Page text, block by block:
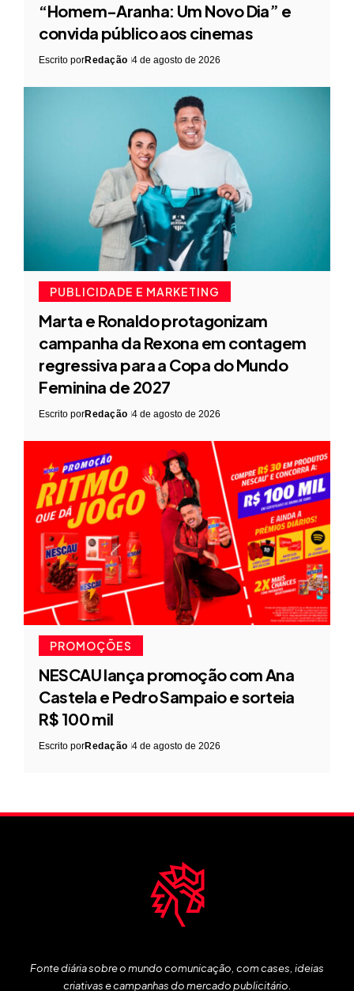
“Homem-Aranha: Um Novo Dia” e
convida público aos cinemas
Escrito porRedação 4 de agosto de 2026
PUBLICIDADE E MARKETING
Marta e Ronaldo protagonizam
campanha da Rexona em contagem
regressiva para a Copa do Mundo
Feminina de 2027
Escrito porRedação 4 de agosto de 2026
PROMOÇÕES
NESCAU lança promoção com Ana
Castela e Pedro Sampaio e sorteia
R$ 100 mil
Escrito porRedação 4 de agosto de 2026
Fonte diária sobre o mundo comunicação, com cases, ideias
criativas e campanhas do mercado publicitário.